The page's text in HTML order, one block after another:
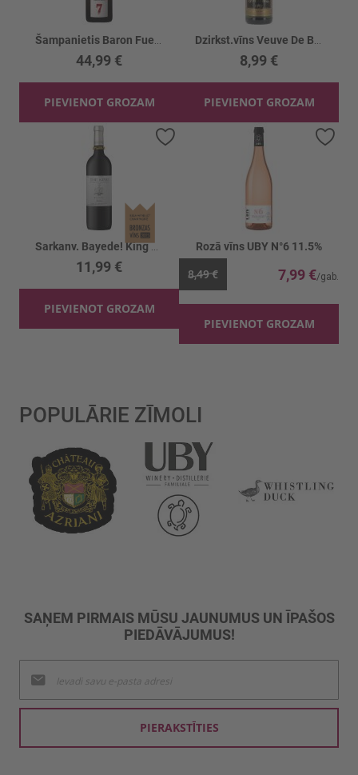
44,99 €
PIEVIENOT GROZAM
8,99 €
PIEVIENOT GROZAM
Sarkanv. Bayede! King Goodwill Jubilee 14%
11,99 €
PIEVIENOT GROZAM
Pievienot vēlmju sarakstam
Rozā vīns UBY N°6 11.5%
8,49 € 7,99 €
PIEVIENOT GROZAM
POPULĀRIE ZĪMOLI
SAŅEM PIRMAIS MŪSU JAUNUMUS UN ĪPAŠOS
PIEDĀVĀJUMUS!
jaunumu
saņemšanai:
PIERAKSTĪTIES